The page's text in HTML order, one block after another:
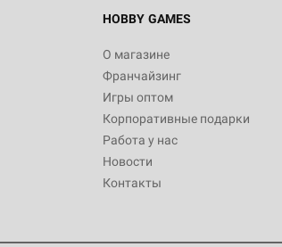
HOBBY GAMES
О магазине
Франчайзинг
Игры оптом
Корпоративные подарки
Работа у нас
Новости
Контакты